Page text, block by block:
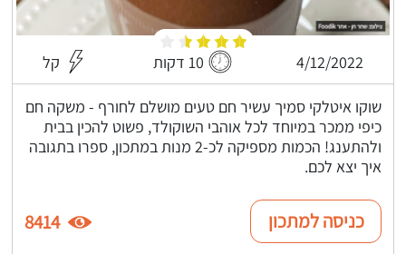
4/12/2022 10 דקות קל
שוקו איטלקי סמיך עשיר חם טעים מושלם לחורף - משקה חם
כיפי ממכר במיוחד לכל אוהבי השוקולד, פשוט להכין בבית
ולהתענג! הכמות מספיקה לכ-2 מנות במתכון, ספרו בתגובה
איך יצא לכם.
כניסה למתכון 8414